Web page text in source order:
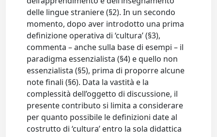
delle lingue straniere (§2). In un secondo
momento, dopo aver introdotto una prima
definizione operativa di ‘cultura’ (§3),
commenta – anche sulla base di esempi – il
paradigma essenzialista (§4) e quello non
essenzialista (§5), prima di proporre alcune
note finali (§6). Data la vastità e la
complessità dell’oggetto di discussione, il
presente contributo si limita a considerare
per quanto possibile le definizioni date al
costrutto di ‘cultura’ entro la sola didattica